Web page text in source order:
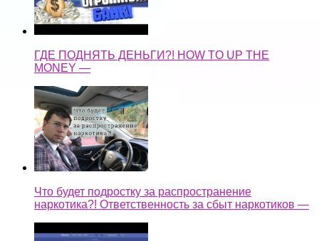
ГДЕ ПОДНЯТЬ ДЕНЬГИ?! HOW TO UP THE
MONEY —
Что будет подростку за распространение
наркотика?! Ответственность за сбыт наркотиков —